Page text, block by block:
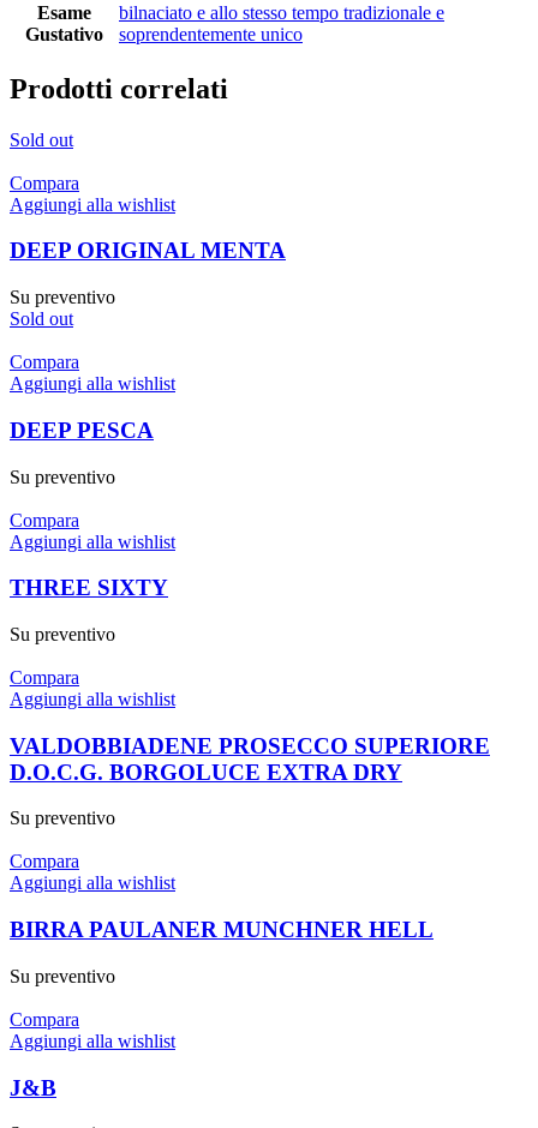
Esame
Gustativo
bilnaciato e allo stesso tempo tradizionale e
soprendentemente unico
Prodotti correlati
Sold out
Compara
Aggiungi alla wishlist
DEEP ORIGINAL MENTA
Su preventivo
Sold out
Compara
Aggiungi alla wishlist
DEEP PESCA
Su preventivo
Compara
Aggiungi alla wishlist
THREE SIXTY
Su preventivo
Compara
Aggiungi alla wishlist
VALDOBBIADENE PROSECCO SUPERIORE
D.O.C.G. BORGOLUCE EXTRA DRY
Su preventivo
Compara
Aggiungi alla wishlist
BIRRA PAULANER MUNCHNER HELL
Su preventivo
Compara
Aggiungi alla wishlist
J&B